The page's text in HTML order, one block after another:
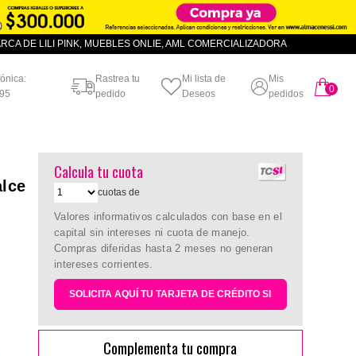
DE LILI PINK, MUEBLES ONLIE, AML COMERCIALIZADORA
Rastrea tu
pedido
Mi lista de
Deseos
Mis
pedidos
0
Calcula tu cuota
cuotas de
Valores informativos calculados con base en el
capital sin intereses ni cuota de manejo.
Compras diferidas hasta 2 meses no generan
intereses corrientes.
SOLICITA AQUÍ TU TARJETA DE CRÉDITO SI
Complementa tu compra